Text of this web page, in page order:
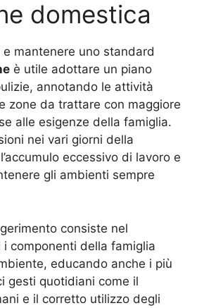
domestica
e mantenere uno standard
è utile adottare un piano
annotando le attività
zone da trattare con maggiore
alle esigenze della famiglia.
nei vari giorni della
eccessivo di lavoro e
gli ambienti sempre
consiste nel
componenti della famiglia
educando anche i più
gesti quotidiani come il
e il corretto utilizzo degli